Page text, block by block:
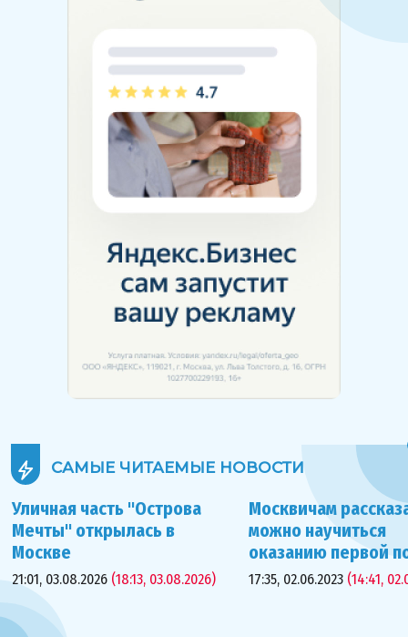
САМЫЕ ЧИТАЕМЫЕ НОВОСТИ
Уличная часть "Острова
Мечты" открылась в
Москве
21:01, 03.08.2026 (18:13, 03.08.2026)
Москвичам
можно научиться
оказанию первой
17:35, 02.06.2023 (14:41,